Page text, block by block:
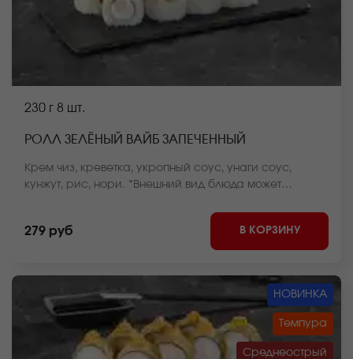
230 г 8 шт.
РОЛЛ ЗЕЛЁНЫЙ ВАЙБ ЗАПЕЧЕННЫЙ
Крем чиз, креветка, укропный соус, унаги соус,
кунжут, рис, нори. *Внешний вид блюда может
279 руб В КОРЗИНУ
НОВИНКА
Темпура
Среднеострый